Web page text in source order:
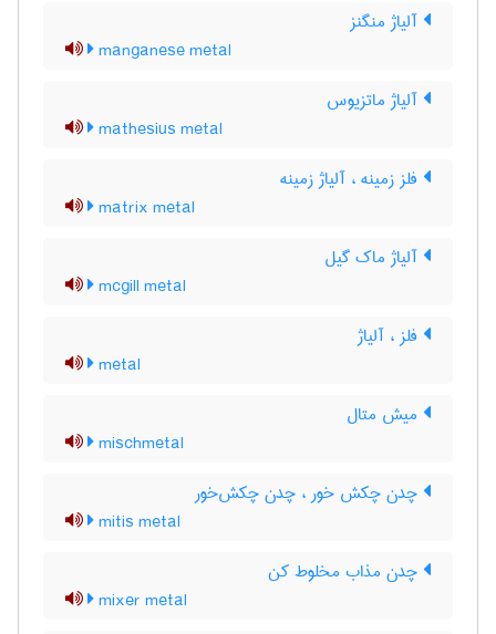
آلیاژ منگنز
manganese metal
آلیاژ ماتزیوس
mathesius metal
فلز زمینه ، آلیاژ زمینه
matrix metal
آلیاژ ماک گیل
mcgill metal
فلز ، آلیاژ
metal
میش متال
mischmetal
چدن چکش خور ، چدن چکش‌خور
mitis metal
چدن مذاب مخلوط کن
mixer metal